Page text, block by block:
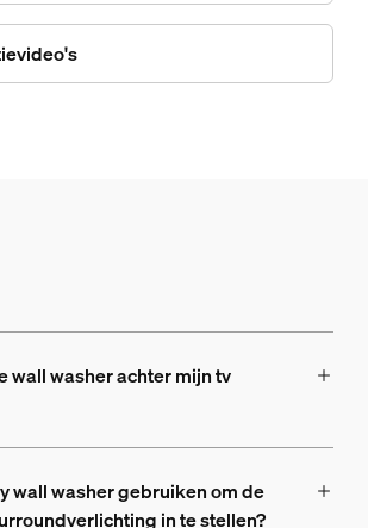
wall washer achter mijn tv
wall washer gebruiken om de
in te stellen?